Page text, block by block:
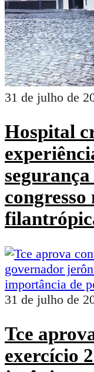
31 de julho de
Hospital
congresso
31 de julho de
Tce
exercício